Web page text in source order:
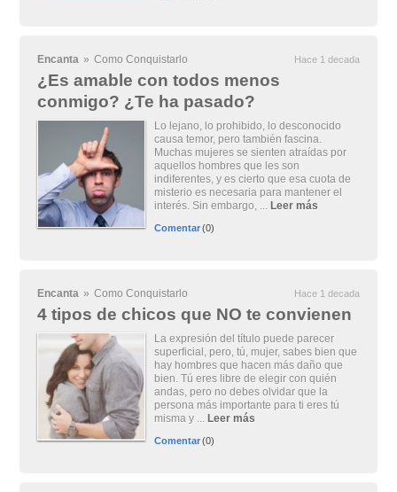
Encanta » Como Conquistarlo Hace 1 decada
¿Es amable con todos menos
conmigo? ¿Te ha pasado?
Lo lejano, lo prohibido, lo desconocido
causa temor, pero también fascina.
Muchas mujeres se sienten atraídas por
aquellos hombres que les son
indiferentes, y es cierto que esa cuota de
misterio es necesaria para mantener el
interés. Sin embargo, ... Leer más
Comentar(0)
Encanta » Como Conquistarlo Hace 1 decada
4 tipos de chicos que NO te convienen
La expresión del título puede parecer
superficial, pero, tú, mujer, sabes bien que
hay hombres que hacen más daño que
bien. Tú eres libre de elegir con quién
andas, pero no debes olvidar que la
persona más importante para ti eres tú
misma y ... Leer más
Comentar(0)